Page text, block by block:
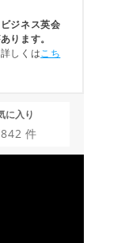
ジネス英会
ります。
しくはこち
に入り
842 件